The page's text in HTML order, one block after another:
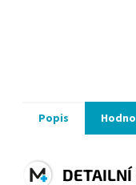
Popis
DETAILNÍ